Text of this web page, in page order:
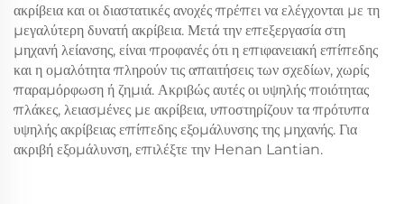
ακρίβεια και οι διαστατικές ανοχές πρέπει να ελέγχονται με τη
μεγαλύτερη δυνατή ακρίβεια. Μετά την επεξεργασία στη
μηχανή λείανσης, είναι προφανές ότι η επιφανειακή επίπεδης
και η ομαλότητα πληρούν τις απαιτήσεις των σχεδίων, χωρίς
παραμόρφωση ή ζημιά. Ακριβώς αυτές οι υψηλής ποιότητας
πλάκες, λειασμένες με ακρίβεια, υποστηρίζουν τα πρότυπα
υψηλής ακρίβειας επίπεδης εξομάλυνσης της μηχανής. Για
ακριβή εξομάλυνση, επιλέξτε την Henan Lantian.